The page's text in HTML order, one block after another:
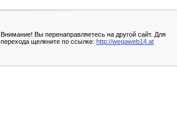
Внимание! Вы перенаправляетесь на другой сайт. Для
перехода щелкните по ссылке: http://wegaweb14.at